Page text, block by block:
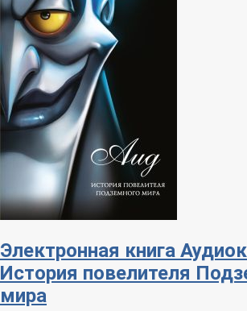
Электронная книга
История повелителя
мира